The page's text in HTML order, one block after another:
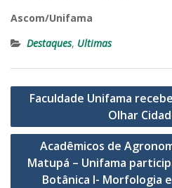
Ascom/Unifama
Destaques, Ultimas
Navegação
Post
Faculdade Unifama
Olhar
Acadêmicos de
Matupá – Unifama
Botânica I- Morfologia